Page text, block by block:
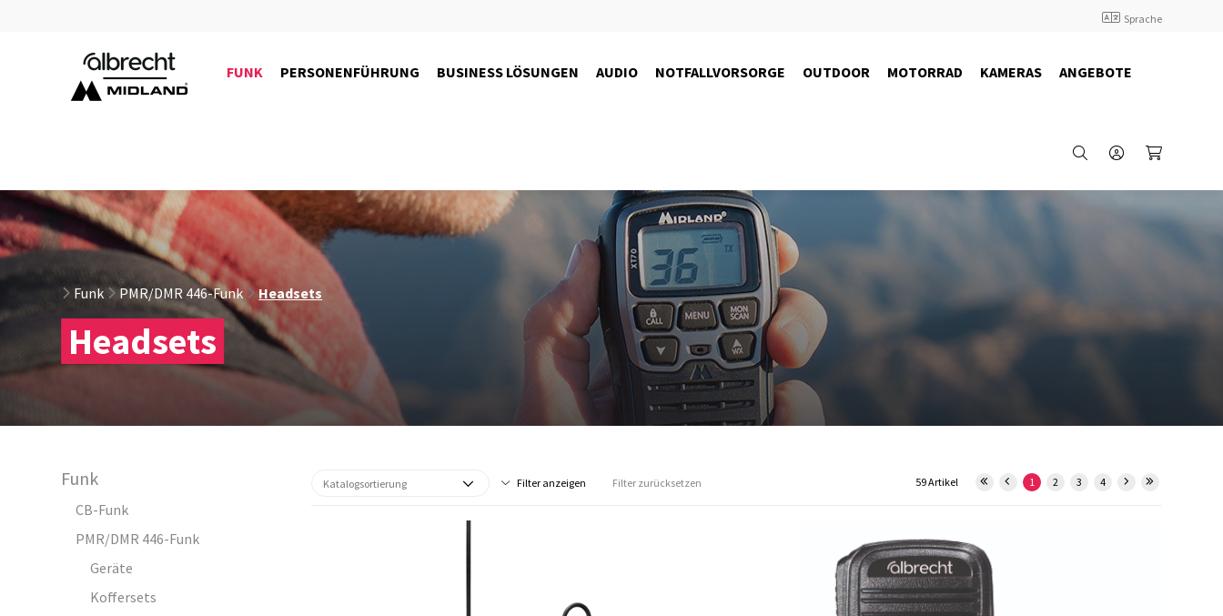
Sprache
FUNK PERSONENFÜHRUNG BUSINESS LÖSUNGEN AUDIO NOTFALLVORSORGE OUTDOOR MOTORRAD KAMERAS ANGEBOTE
Funk PMR/DMR 446-Funk Headsets
Headsets
Funk
CB-Funk
PMR/DMR 446-Funk
Geräte
Koffersets
Filter anzeigen Filter zurücksetzen 1 2 3 4
59 Artikel